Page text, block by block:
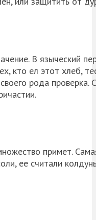
В языческий
кто ел этот хлеб,
рода проверка.
примет.
ее считали